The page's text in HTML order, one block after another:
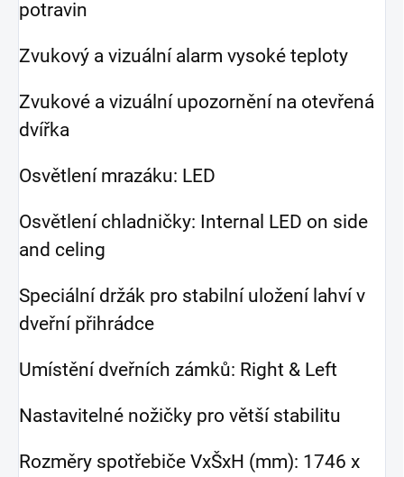
potravin
Zvukový a vizuální alarm vysoké teploty
Zvukové a vizuální upozornění na otevřená
dvířka
Osvětlení mrazáku: LED
Osvětlení chladničky: Internal LED on side
and celing
Speciální držák pro stabilní uložení lahví v
dveřní přihrádce
Umístění dveřních zámků: Right & Left
Nastavitelné nožičky pro větší stabilitu
Rozměry spotřebiče VxŠxH (mm): 1746 x